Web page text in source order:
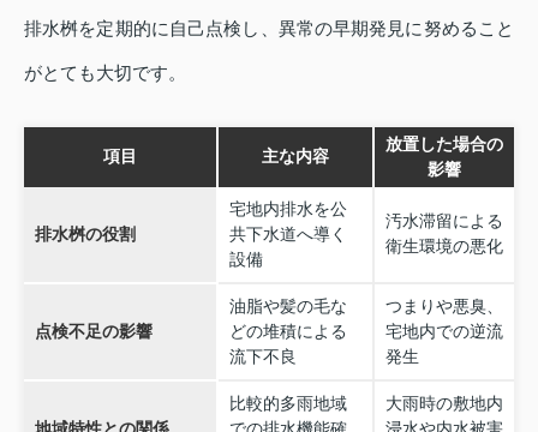
排水桝を定期的に自己点検し、異常の早期発見に努めること
がとても大切です。
項目 主な内容
放置した場合の
影響
排水桝の役割
宅地内排水を公
共下水道へ導く
設備
汚水滞留による
衛生環境の悪化
点検不足の影響
油脂や髪の毛な
どの堆積による
流下不良
つまりや悪臭、
宅地内での逆流
発生
地域特性との関係
比較的多雨地域
での排水機能確
大雨時の敷地内
浸水や内水被害